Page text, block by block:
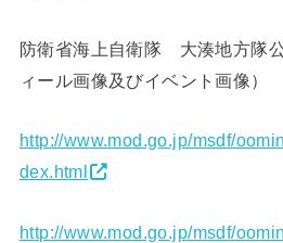
防衛省海上自衛隊 大湊地方隊
ィール画像及びイベント画像）
http://www.mod.go.jp/msdf/
dex.html
http://www.mod.go.jp/msdf/